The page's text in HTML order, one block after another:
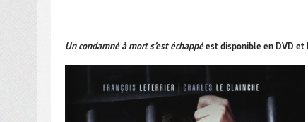
Un condamné à mort s’est échappéest disponible en DVD et